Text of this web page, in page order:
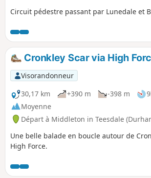
Circuit pédestre passant par Lunedale et
Cronkley Scar via High
Visorandonneur
30,17 km
+390 m -398 m
Moyenne
Départ à Middleton in Teesdale
Une belle balade en boucle autour de
High Force.